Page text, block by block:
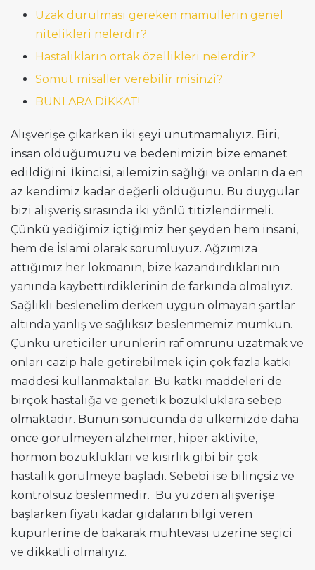
Uzak durulması gereken mamullerin genel
nitelikleri nelerdir?
Hastalıkların ortak özellikleri nelerdir?
Somut misaller verebilir misinzi?
BUNLARA DİKKAT!
Alışverişe çıkarken iki şeyi unutmamalıyız. Biri,
insan olduğumuzu ve bedenimizin bize emanet
edildiğini. İkincisi, ailemizin sağlığı ve onların da en
az kendimiz kadar değerli olduğunu. Bu duygular
bizi alışveriş sırasında iki yönlü titizlendirmeli.
Çünkü yediğimiz içtiğimiz her şeyden hem insani,
hem de İslami olarak sorumluyuz. Ağzımıza
attığımız her lokmanın, bize kazandırdıklarının
yanında kaybettirdiklerinin de farkında olmalıyız.
Sağlıklı beslenelim derken uygun olmayan şartlar
altında yanlış ve sağlıksız beslenmemiz mümkün.
Çünkü üreticiler ürünlerin raf ömrünü uzatmak ve
onları cazip hale getirebilmek için çok fazla katkı
maddesi kullanmaktalar. Bu katkı maddeleri de
birçok hastalığa ve genetik bozukluklara sebep
olmaktadır. Bunun sonucunda da ülkemizde daha
önce görülmeyen alzheimer, hiper aktivite,
hormon bozuklukları ve kısırlık gibi bir çok
hastalık görülmeye başladı. Sebebi ise bilinçsiz ve
kontrolsüz beslenmedir. Bu yüzden alışverişe
başlarken fiyatı kadar gıdaların bilgi veren
kupürlerine de bakarak muhtevası üzerine seçici
ve dikkatli olmalıyız.